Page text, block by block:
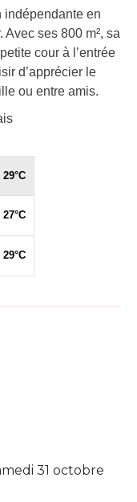
indépendante en
Avec ses 800 m², sa
cour à l’entrée
d’apprécier le
ou entre amis.
31 octobre